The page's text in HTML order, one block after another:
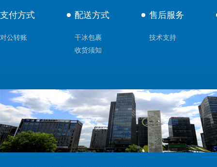
支付方式
对公转账
配送方式
干冰包裹
收货须知
售后服务
技术支持